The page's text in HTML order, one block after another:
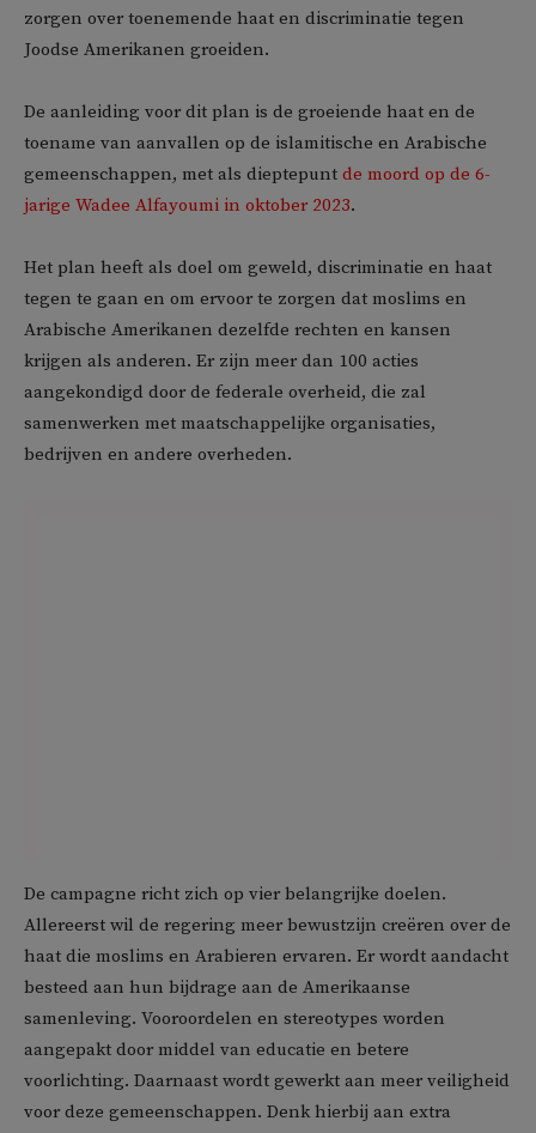
zorgen over toenemende haat en discriminatie tegen
Joodse Amerikanen groeiden.
De aanleiding voor dit plan is de groeiende haat en de
toename van aanvallen op de islamitische en Arabische
gemeenschappen, met als dieptepunt de moord op de 6-
jarige Wadee Alfayoumi in oktober 2023.
Het plan heeft als doel om geweld, discriminatie en haat
tegen te gaan en om ervoor te zorgen dat moslims en
Arabische Amerikanen dezelfde rechten en kansen
krijgen als anderen. Er zijn meer dan 100 acties
aangekondigd door de federale overheid, die zal
samenwerken met maatschappelijke organisaties,
bedrijven en andere overheden.
De campagne richt zich op vier belangrijke doelen.
Allereerst wil de regering meer bewustzijn creëren over de
haat die moslims en Arabieren ervaren. Er wordt aandacht
besteed aan hun bijdrage aan de Amerikaanse
samenleving. Vooroordelen en stereotypes worden
aangepakt door middel van educatie en betere
voorlichting. Daarnaast wordt gewerkt aan meer veiligheid
voor deze gemeenschappen. Denk hierbij aan extra